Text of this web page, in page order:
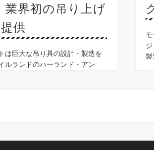
業界初の吊り上げ
供
は巨大な吊り具の設計・製造を
ルランドのハーランド・アン
製